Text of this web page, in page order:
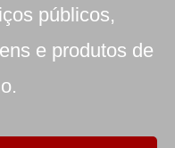
públicos,
e produtos de